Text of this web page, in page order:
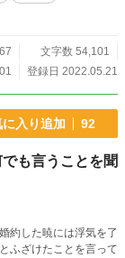
文字数 54,101
登録日 2022.05.21
に入り追加 92
も言うことを聞
約した暁には浮気を了
ふざけたことを言って